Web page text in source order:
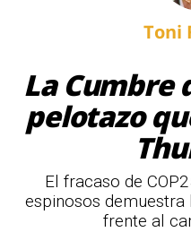
Toni
La Cumbre
pelotazo
El fracaso de
espinosos demuestra
frente al